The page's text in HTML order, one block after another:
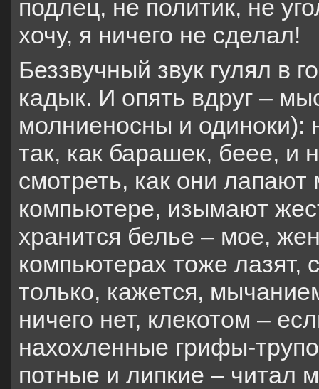
подлец, не политик, не
хочу, я ничего не сделал!
Беззвучный звук гулял в
кадык. И опять вдруг –
молниеносны и одиноки):
так, как барашек, беее, и
смотреть, как они лапают
компьютере, изымают
хранится белье – мое,
компьютерах тоже лазят,
только, кажется,
ничего нет, клекотом –
нахохленные грифы-
потные и липкие – читал